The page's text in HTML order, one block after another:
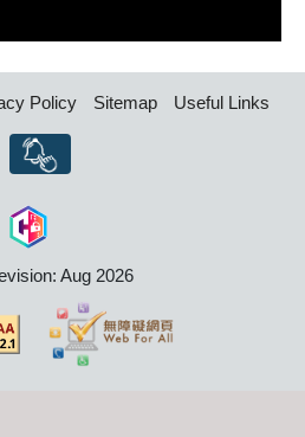
Policy Sitemap Useful Links
Aug 2026